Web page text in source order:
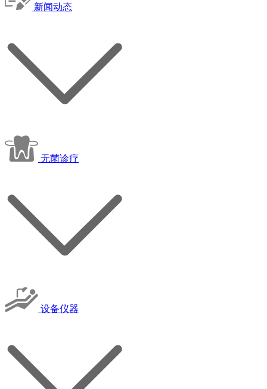
新闻动态
无菌诊疗
设备仪器